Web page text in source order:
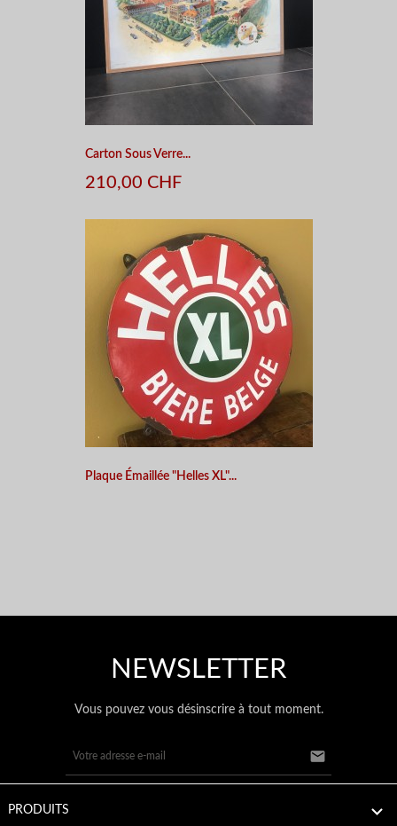
Carton Sous Verre...
210,00 CHF
Plaque Émaillée "Helles XL"...
NEWSLETTER
Vous pouvez vous désinscrire à tout moment.

PRODUITS 